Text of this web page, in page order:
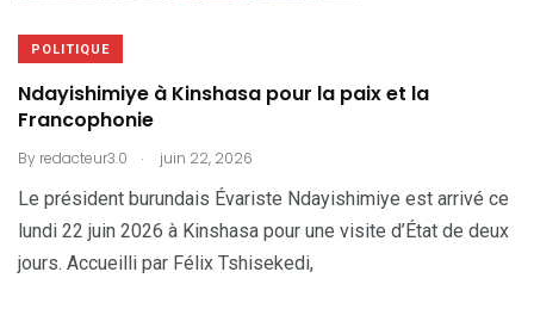
POLITIQUE
Ndayishimiye à Kinshasa pour la paix et la
Francophonie
By redacteur3.0 . juin 22, 2026
Le président burundais Évariste Ndayishimiye est arrivé ce
lundi 22 juin 2026 à Kinshasa pour une visite d’État de deux
jours. Accueilli par Félix Tshisekedi,